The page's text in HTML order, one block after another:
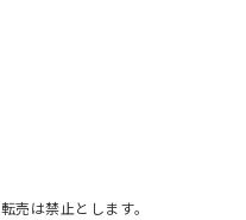
売は禁止とします。